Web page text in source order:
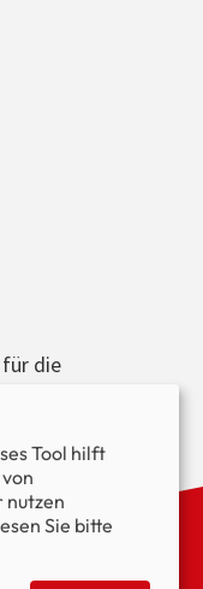
die
Tool hilft
nutzen
Sie bitte